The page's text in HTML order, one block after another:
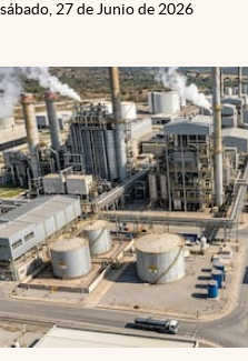
sábado, 27 de Junio de 2026